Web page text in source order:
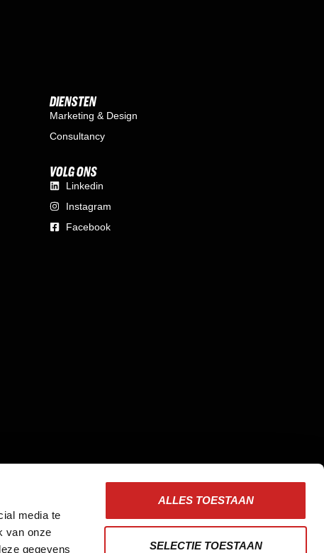
media te
van onze
gegevens
ALLES TOESTAAN
SELECTIE TOESTAAN
DIENSTEN
Marketing & Design
Consultancy
VOLG ONS
Linkedin
Instagram
Facebook